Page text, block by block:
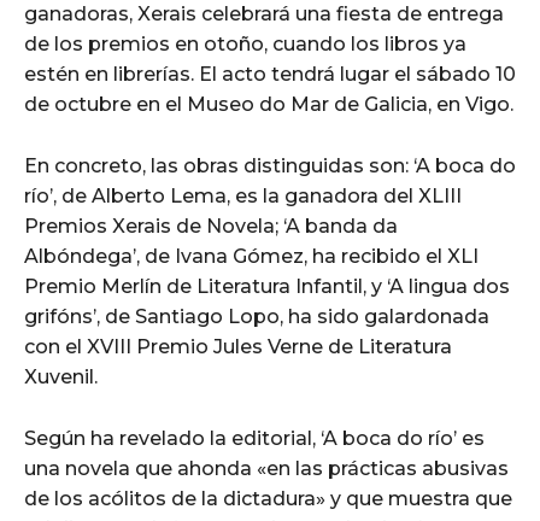
ganadoras, Xerais celebrará una fiesta de entrega
de los premios en otoño, cuando los libros ya
estén en librerías. El acto tendrá lugar el sábado 10
de octubre en el Museo do Mar de Galicia, en Vigo.
En concreto, las obras distinguidas son: ‘A boca do
río’, de Alberto Lema, es la ganadora del XLIII
Premios Xerais de Novela; ‘A banda da
Albóndega’, de Ivana Gómez, ha recibido el XLI
Premio Merlín de Literatura Infantil, y ‘A lingua dos
grifóns’, de Santiago Lopo, ha sido galardonada
con el XVIII Premio Jules Verne de Literatura
Xuvenil.
Según ha revelado la editorial, ‘A boca do río’ es
una novela que ahonda «en las prácticas abusivas
de los acólitos de la dictadura» y que muestra que